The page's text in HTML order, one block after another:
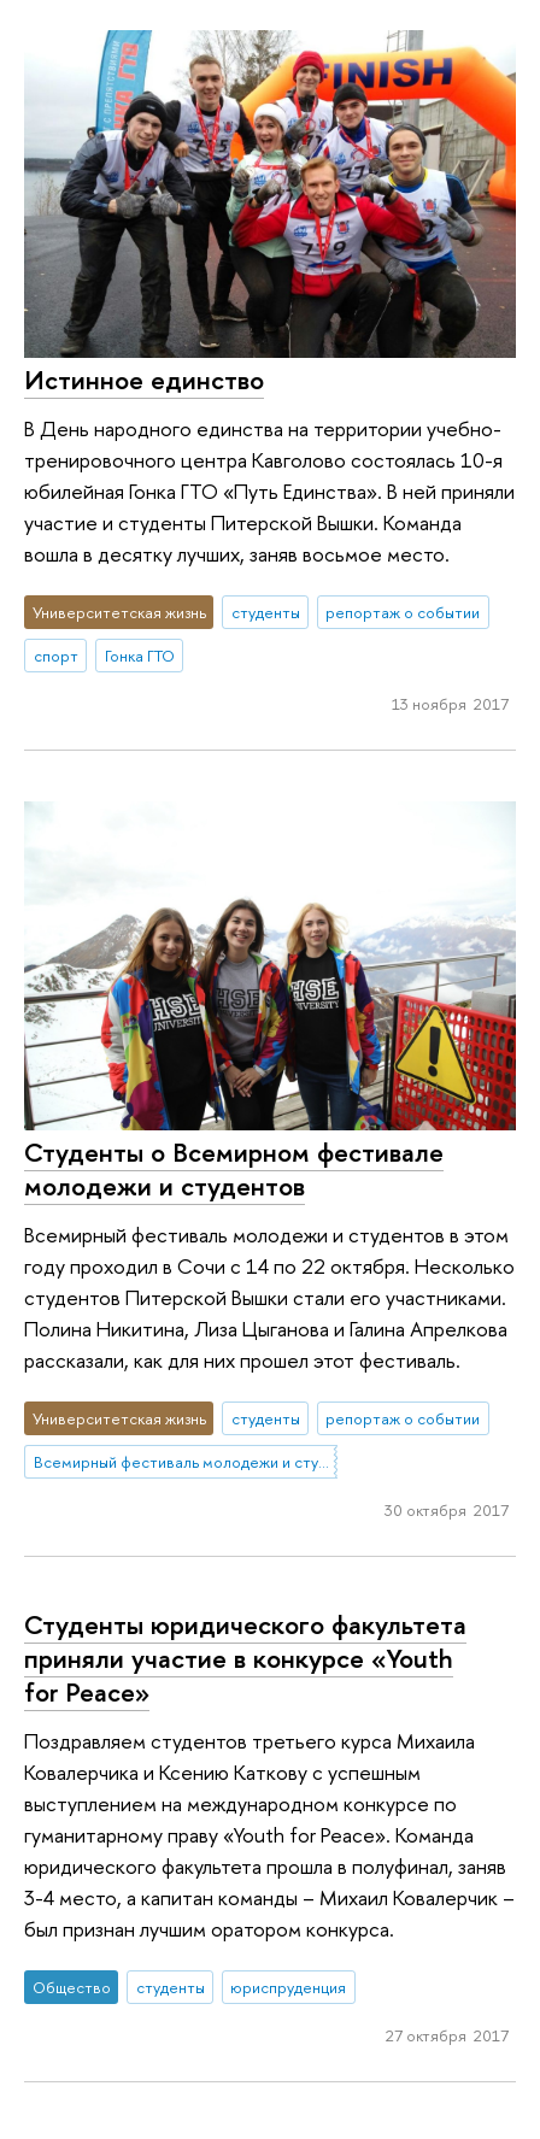
Истинное единство
В День народного единства на территории учебно-
тренировочного центра Кавголово состоялась 10-я
юбилейная Гонка ГТО «Путь Единства». В ней приняли
участие и студенты Питерской Вышки. Команда
вошла в десятку лучших, заняв восьмое место.
Университетская жизнь студенты
репортаж о событии
спорт
Гонка ГТО
13 ноября 2017
Студенты о Всемирном фестивале
молодежи и студентов
Всемирный фестиваль молодежи и студентов в этом
году проходил в Сочи с 14 по 22 октября. Несколько
студентов Питерской Вышки стали его участниками.
Полина Никитина, Лиза Цыганова и Галина Апрелкова
рассказали, как для них прошел этот фестиваль.
Университетская жизнь студенты
репортаж о событии
Всемирный фестиваль молодежи и студентов
30 октября 2017
Студенты юридического факультета
приняли участие в конкурсе «Youth
for Peace»
Поздравляем студентов третьего курса Михаила
Ковалерчика и Ксению Каткову с успешным
выступлением на международном конкурсе по
гуманитарному праву «Youth for Peace». Команда
юридического факультета прошла в полуфинал, заняв
3-4 место, а капитан команды – Михаил Ковалерчик –
был признан лучшим оратором конкурса.
Общество студенты юриспруденция
27 октября 2017